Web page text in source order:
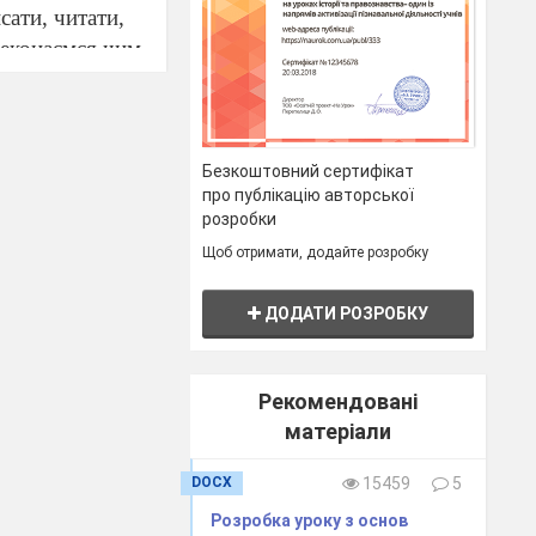
читати,
чим
Безкоштовний сертифікат
про публікацію авторської
розробки
Щоб отримати, додайте розробку
ДОДАТИ РОЗРОБКУ
Рекомендовані
матеріали
DOCX 15459
5
Розробка уроку з основ